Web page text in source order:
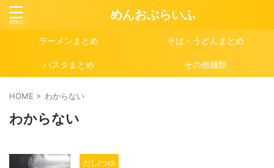
めんおぶらいふ
ラーメンまとめ そば・うどんまとめ
パスタまとめ その他麺類
HOME > わからない
わからない
だし/つゆ